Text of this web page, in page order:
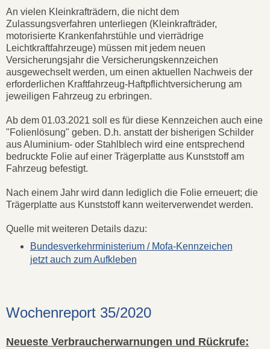
An vielen Kleinkrafträdern, die nicht dem
Zulassungsverfahren unterliegen (Kleinkrafträder,
motorisierte Krankenfahrstühle und vierrädrige
Leichtkraftfahrzeuge) müssen mit jedem neuen
Versicherungsjahr die Versicherungskennzeichen
ausgewechselt werden, um einen aktuellen Nachweis der
erforderlichen Kraftfahrzeug-Haftpflichtversicherung am
jeweiligen Fahrzeug zu erbringen.
Ab dem 01.03.2021 soll es für diese Kennzeichen auch eine
"Folienlösung" geben. D.h. anstatt der bisherigen Schilder
aus Aluminium- oder Stahlblech wird eine entsprechend
bedruckte Folie auf einer Trägerplatte aus Kunststoff am
Fahrzeug befestigt.
Nach einem Jahr wird dann lediglich die Folie erneuert; die
Trägerplatte aus Kunststoff kann weiterverwendet werden.
Quelle mit weiteren Details dazu:
Bundesverkehrministerium / Mofa-Kennzeichen
jetzt auch zum Aufkleben
Wochenreport 35/2020
Neueste Verbraucherwarnungen und Rückrufe: